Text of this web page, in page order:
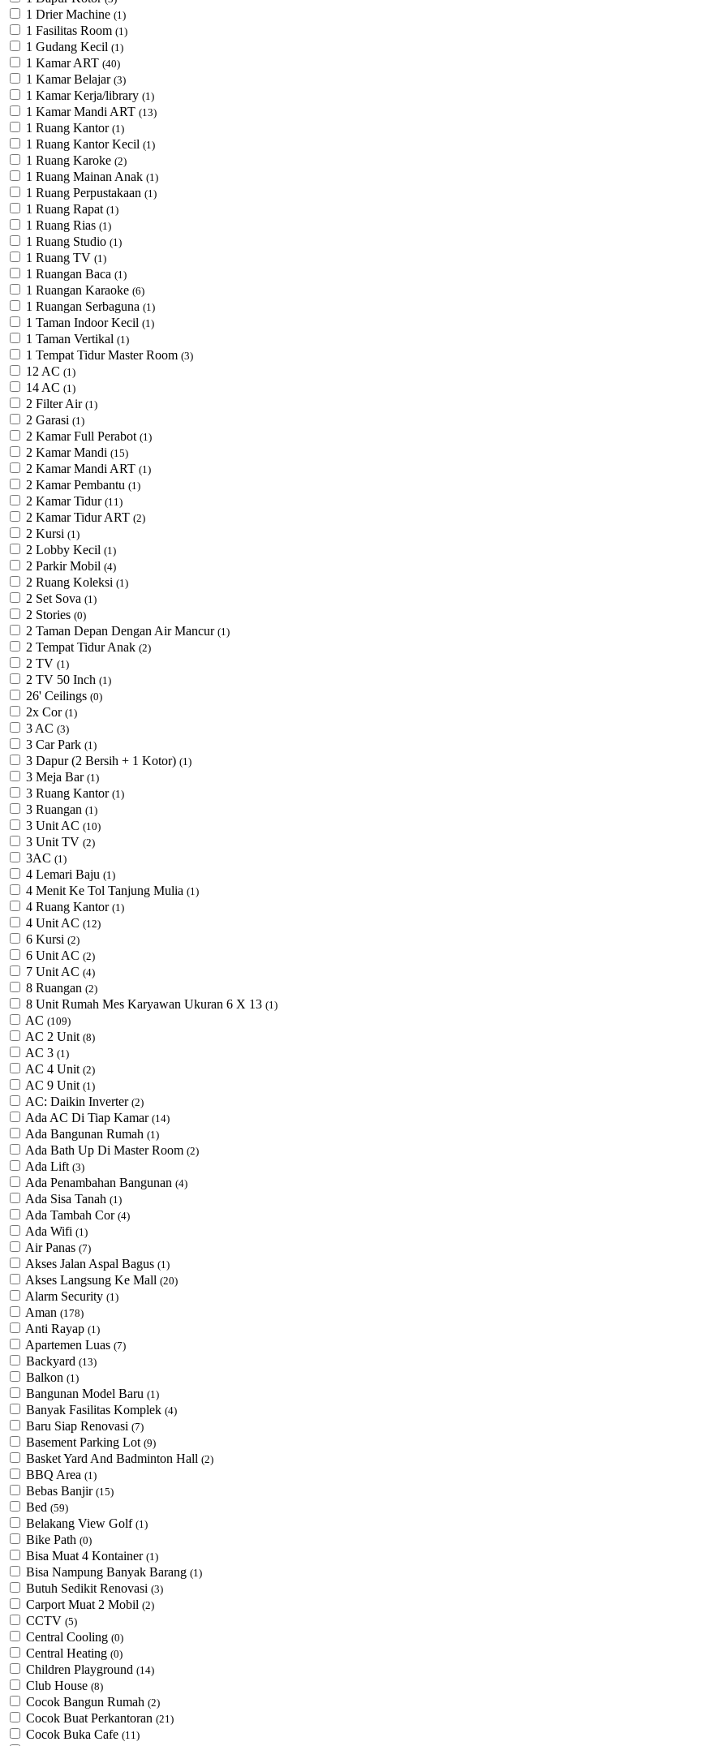
1 Drier Machine (1)
1 Fasilitas Room (1)
1 Gudang Kecil (1)
1 Kamar ART (40)
1 Kamar Belajar (3)
1 Kamar Kerja/library (1)
1 Kamar Mandi ART (13)
1 Ruang Kantor (1)
1 Ruang Kantor Kecil (1)
1 Ruang Karoke (2)
1 Ruang Mainan Anak (1)
1 Ruang Perpustakaan (1)
1 Ruang Rapat (1)
1 Ruang Rias (1)
1 Ruang Studio (1)
1 Ruang TV (1)
1 Ruangan Baca (1)
1 Ruangan Karaoke (6)
1 Ruangan Serbaguna (1)
1 Taman Indoor Kecil (1)
1 Taman Vertikal (1)
1 Tempat Tidur Master Room (3)
12 AC (1)
14 AC (1)
2 Filter Air (1)
2 Garasi (1)
2 Kamar Full Perabot (1)
2 Kamar Mandi (15)
2 Kamar Mandi ART (1)
2 Kamar Pembantu (1)
2 Kamar Tidur (11)
2 Kamar Tidur ART (2)
2 Kursi (1)
2 Lobby Kecil (1)
2 Parkir Mobil (4)
2 Ruang Koleksi (1)
2 Set Sova (1)
2 Stories (0)
2 Taman Depan Dengan Air Mancur (1)
2 Tempat Tidur Anak (2)
2 TV (1)
2 TV 50 Inch (1)
26' Ceilings (0)
2x Cor (1)
3 AC (3)
3 Car Park (1)
3 Dapur (2 Bersih + 1 Kotor) (1)
3 Meja Bar (1)
3 Ruang Kantor (1)
3 Ruangan (1)
3 Unit AC (10)
3 Unit TV (2)
3AC (1)
4 Lemari Baju (1)
4 Menit Ke Tol Tanjung Mulia (1)
4 Ruang Kantor (1)
4 Unit AC (12)
6 Kursi (2)
6 Unit AC (2)
7 Unit AC (4)
8 Ruangan (2)
8 Unit Rumah Mes Karyawan Ukuran 6 X 13 (1)
AC (109)
AC 2 Unit (8)
AC 3 (1)
AC 4 Unit (2)
AC 9 Unit (1)
AC: Daikin Inverter (2)
Ada AC Di Tiap Kamar (14)
Ada Bangunan Rumah (1)
Ada Bath Up Di Master Room (2)
Ada Lift (3)
Ada Penambahan Bangunan (4)
Ada Sisa Tanah (1)
Ada Tambah Cor (4)
Ada Wifi (1)
Air Panas (7)
Akses Jalan Aspal Bagus (1)
Akses Langsung Ke Mall (20)
Alarm Security (1)
Aman (178)
Anti Rayap (1)
Apartemen Luas (7)
Backyard (13)
Balkon (1)
Bangunan Model Baru (1)
Banyak Fasilitas Komplek (4)
Baru Siap Renovasi (7)
Basement Parking Lot (9)
Basket Yard And Badminton Hall (2)
BBQ Area (1)
Bebas Banjir (15)
Bed (59)
Belakang View Golf (1)
Bike Path (0)
Bisa Muat 4 Kontainer (1)
Bisa Nampung Banyak Barang (1)
Butuh Sedikit Renovasi (3)
Carport Muat 2 Mobil (2)
CCTV (5)
Central Cooling (0)
Central Heating (0)
Children Playground (14)
Club House (8)
Cocok Bangun Rumah (2)
Cocok Buat Perkantoran (21)
Cocok Buka Cafe (11)